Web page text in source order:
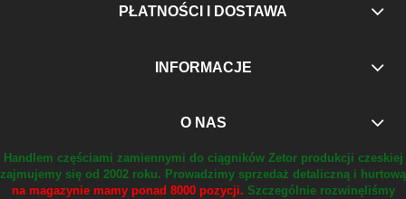
PŁATNOŚCI I DOSTAWA
INFORMACJE
O NAS
Handlem częściami zamiennymi do ciągników Zetor produkcji czeskiej
zajmujemy się od 2002 roku. Prowadzimy sprzedaż detaliczną i hurtową
na magazynie mamy ponad 8000 pozycji. Szczególnie rozwinęliśmy